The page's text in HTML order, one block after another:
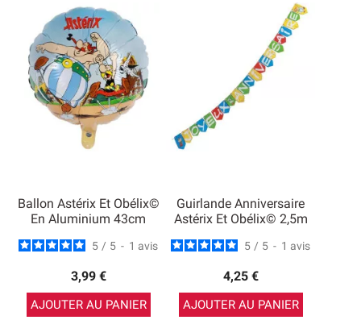
Ballon Astérix Et Obélix©
En Aluminium 43cm
5 / 5 - 1 avis
3,99 €
AJOUTER AU PANIER
Guirlande Anniversaire
Astérix Et Obélix© 2,5m
5 / 5 - 1 avis
4,25 €
AJOUTER AU PANIER